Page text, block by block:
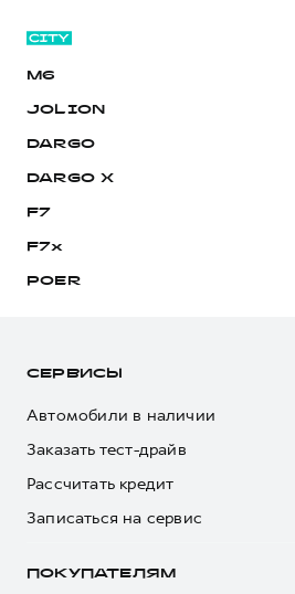
M6
JOLION
DARGO
DARGO Х
F7
F7x
POER
СЕРВИСЫ
Автомобили в наличии
Заказать тест-драйв
Рассчитать кредит
Записаться на сервис
ПОКУПАТЕЛЯМ